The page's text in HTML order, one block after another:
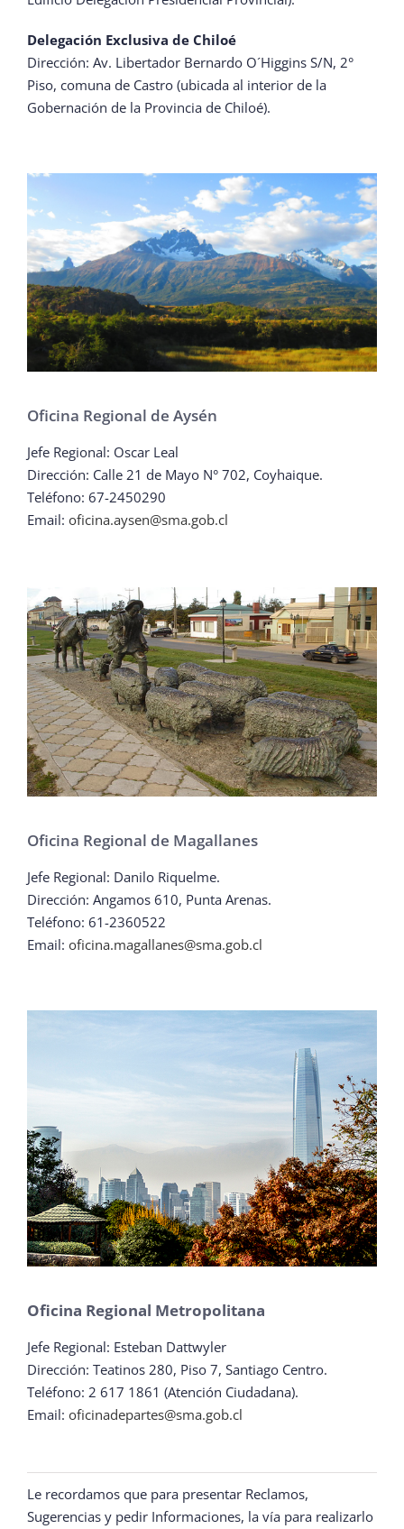
Delegación Exclusiva de Chiloé
Dirección: Av. Libertador Bernardo O´Higgins S/N, 2°
Piso, comuna de Castro (ubicada al interior de la
Gobernación de la Provincia de Chiloé).
Oficina Regional de Aysén
Jefe Regional: Oscar Leal
Dirección: Calle 21 de Mayo N° 702, Coyhaique.
Teléfono: 67-2450290
Email: oficina.aysen@sma.gob.cl
Oficina Regional de Magallanes
Jefe Regional: Danilo Riquelme.
Dirección: Angamos 610, Punta Arenas.
Teléfono: 61-2360522
Email: oficina.magallanes@sma.gob.cl
Oficina Regional Metropolitana
Jefe Regional: Esteban Dattwyler
Dirección: Teatinos 280, Piso 7, Santiago Centro.
Teléfono: 2 617 1861 (Atención Ciudadana).
Email: oficinadepartes@sma.gob.cl
Le recordamos que para presentar Reclamos,
Sugerencias y pedir Informaciones, la vía para realizarlo